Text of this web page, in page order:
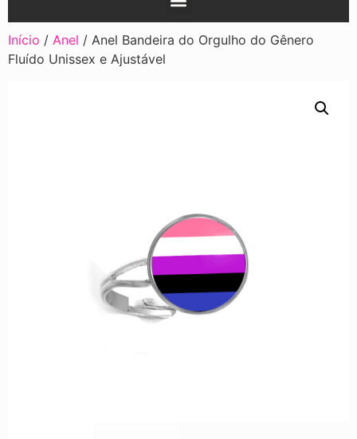
Início / Anel / Anel Bandeira do Orgulho do Gênero
Fluído Unissex e Ajustável